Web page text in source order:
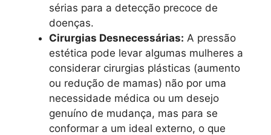
sérias para a detecção precoce de
doenças.
Cirurgias Desnecessárias: A pressão
estética pode levar algumas mulheres a
considerar cirurgias plásticas (aumento
ou redução de mamas) não por uma
necessidade médica ou um desejo
genuíno de mudança, mas para se
conformar a um ideal externo, o que